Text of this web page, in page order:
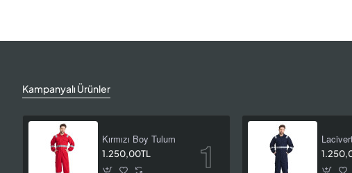
Kampanyalı Ürünler
Kırmızı Boy Tulum
1.250,00TL